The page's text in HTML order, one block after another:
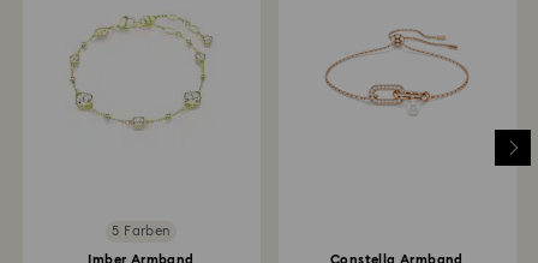
5 Farben
Imber Armband Constella Armband